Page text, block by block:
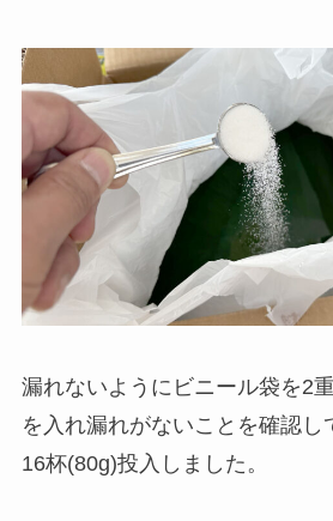
漏れないようにビニール袋を2
を入れ漏れがないことを確認し
16杯(80g)投入しました。